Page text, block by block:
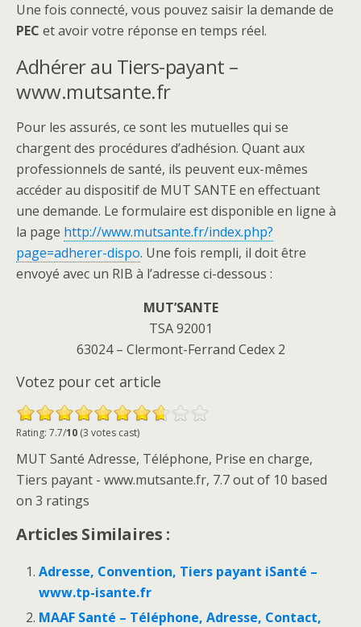
Une fois connecté, vous pouvez saisir la demande de
PEC et avoir votre réponse en temps réel.
Adhérer au Tiers-payant –
www.mutsante.fr
Pour les assurés, ce sont les mutuelles qui se
chargent des procédures d’adhésion. Quant aux
professionnels de santé, ils peuvent eux-mêmes
accéder au dispositif de MUT SANTE en effectuant
une demande. Le formulaire est disponible en ligne à
la page http://www.mutsante.fr/index.php?
page=adherer-dispo. Une fois rempli, il doit être
envoyé avec un RIB à l’adresse ci-dessous :
MUT’SANTE
TSA 92001
63024 – Clermont-Ferrand Cedex 2
Votez pour cet article
Rating: 7.7/10 (3 votes cast)
MUT Santé Adresse, Téléphone, Prise en charge,
Tiers payant - www.mutsante.fr, 7.7out of 10 based
on 3 ratings
Articles Similaires :
Adresse, Convention, Tiers payant iSanté –
www.tp-isante.fr
MAAF Santé – Téléphone, Adresse, Contact,